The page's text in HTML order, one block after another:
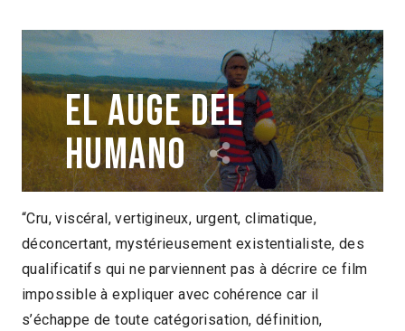
El Auge del
humano
Eduardo Williams Argentine 2016
1h40
2018 > Cartes blanches
2018 > Séances spéciales
“Cru, viscéral, vertigineux, urgent, climatique,
déconcertant, mystérieusement existentialiste, des
qualificatifs qui ne parviennent pas à décrire ce film
impossible à expliquer avec cohérence car il
s’échappe de toute catégorisation, définition,